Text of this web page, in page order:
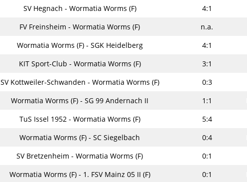
SV Hegnach - Wormatia Worms (F) 4:1
FV Freinsheim - Wormatia Worms (F) n.a.
Wormatia Worms (F) - SGK Heidelberg 4:1
KIT Sport-Club - Wormatia Worms (F) 3:1
SV Kottweiler-Schwanden - Wormatia Worms (F) 0:3
Wormatia Worms (F) - SG 99 Andernach II 1:1
TuS Issel 1952 - Wormatia Worms (F) 5:4
Wormatia Worms (F) - SC Siegelbach 0:4
SV Bretzenheim - Wormatia Worms (F) 0:1
Wormatia Worms (F) - 1. FSV Mainz 05 II (F) 0:1